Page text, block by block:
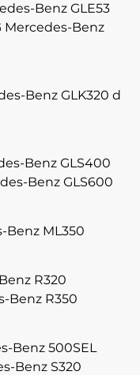
Benz GLE53
Mercedes-Benz
Benz GLK320 d
Benz GLS400
Benz GLS600
Benz ML350
R320
Benz R350
Benz 500SEL
Benz S320